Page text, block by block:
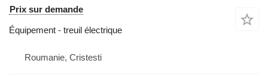
Prix sur demande
Équipement - treuil électrique
Roumanie, Cristesti